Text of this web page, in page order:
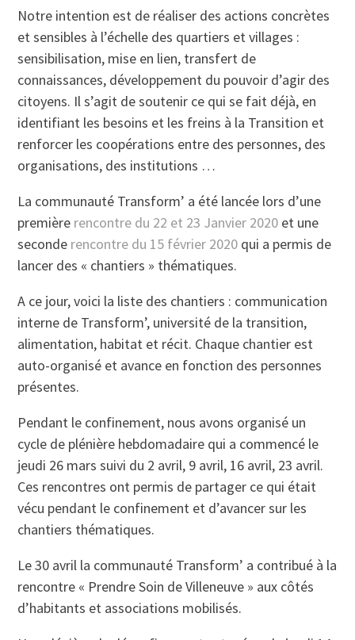
Notre intention est de réaliser des actions concrètes
et sensibles à l’échelle des quartiers et villages :
sensibilisation, mise en lien, transfert de
connaissances, développement du pouvoir d’agir des
citoyens. Il s’agit de soutenir ce qui se fait déjà, en
identifiant les besoins et les freins à la Transition et
renforcer les coopérations entre des personnes, des
organisations, des institutions …
La communauté Transform’ a été lancée lors d’une
première rencontre du 22 et 23 Janvier 2020 et une
seconde rencontre du 15 février 2020 qui a permis de
lancer des « chantiers » thématiques.
A ce jour, voici la liste des chantiers : communication
interne de Transform’, université de la transition,
alimentation, habitat et récit. Chaque chantier est
auto-organisé et avance en fonction des personnes
présentes.
Pendant le confinement, nous avons organisé un
cycle de plénière hebdomadaire qui a commencé le
jeudi 26 mars suivi du 2 avril, 9 avril, 16 avril, 23 avril.
Ces rencontres ont permis de partager ce qui était
vécu pendant le confinement et d’avancer sur les
chantiers thématiques.
Le 30 avril la communauté Transform’ a contribué à la
rencontre « Prendre Soin de Villeneuve » aux côtés
d’habitants et associations mobilisés.